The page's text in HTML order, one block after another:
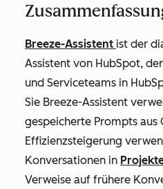
Breeze-Assistent ist der
Assistent von HubSpot,
und Serviceteams in
Sie Breeze-Assistent
gespeicherte Prompts aus
Effizienzsteigerung
Konversationen in
Verweise auf frühere